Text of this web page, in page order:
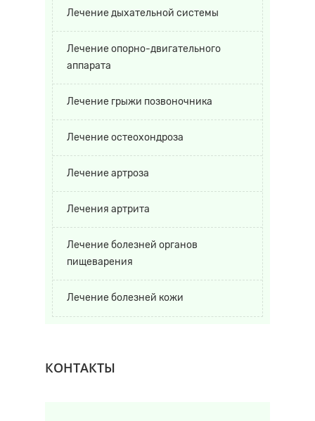
Лечение дыхательной системы
Лечение опорно-двигательного
аппарата
Лечение грыжи позвоночника
Лечение остеохондроза
Лечение артроза
Лечения артрита
Лечение болезней органов
пищеварения
Лечение болезней кожи
КОНТАКТЫ